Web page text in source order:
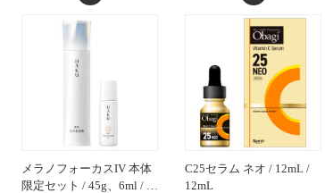
メラノフォーカスIV 本体
限定セット / 45g、6ml / …
C25セラム ネオ / 12mL /
12mL